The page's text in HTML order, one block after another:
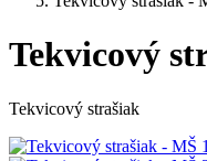
Tekvicový
Tekvicový strašiak